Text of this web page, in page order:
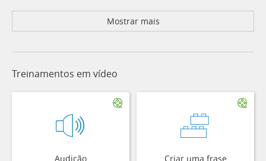
Mostrar mais
Treinamentos em vídeo
Audição Criar uma frase